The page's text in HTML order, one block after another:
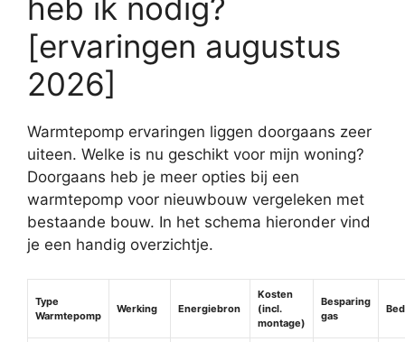
heb ik nodig?
[ervaringen augustus
2026]
Warmtepomp ervaringen liggen doorgaans zeer
uiteen. Welke is nu geschikt voor mijn woning?
Doorgaans heb je meer opties bij een
warmtepomp voor nieuwbouw vergeleken met
bestaande bouw. In het schema hieronder vind
je een handig overzichtje.
Type
Warmtepomp
Werking Energiebron
Kosten
(incl.
montage)
Besparing
gas